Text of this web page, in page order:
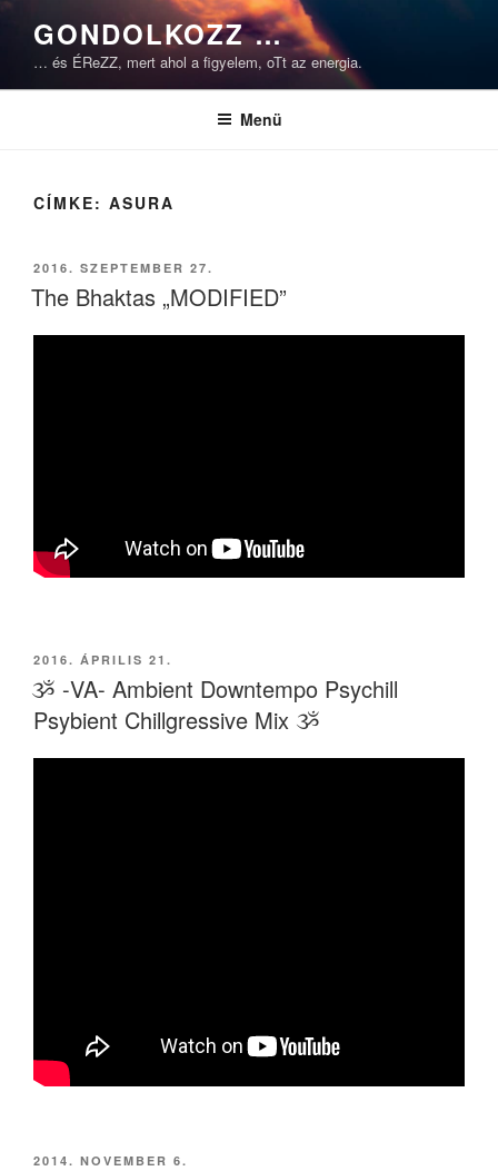
Tartalomhoz
GONDOLKOZZ …
… és ÉReZZ, mert ahol a figyelem, oTt az energia.
Menü
CÍMKE: ASURA
BEKÜLDVE:
2016. SZEPTEMBER 27.
The Bhaktas „MODIFIED”
BEKÜLDVE:
2016. ÁPRILIS 21.
ૐ -VA- Ambient Downtempo Psychill
Psybient Chillgressive Mix ૐ
BEKÜLDVE:
2014. NOVEMBER 6.